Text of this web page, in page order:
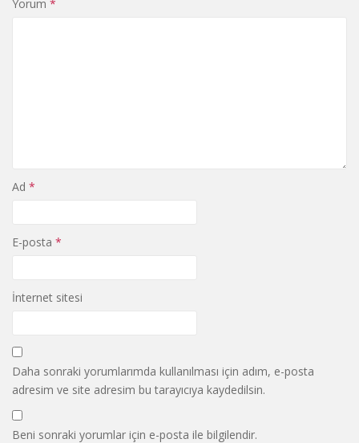
Yorum *
Ad *
E-posta *
İnternet sitesi
Daha sonraki yorumlarımda kullanılması için adım, e-posta
adresim ve site adresim bu tarayıcıya kaydedilsin.
Beni sonraki yorumlar için e-posta ile bilgilendir.